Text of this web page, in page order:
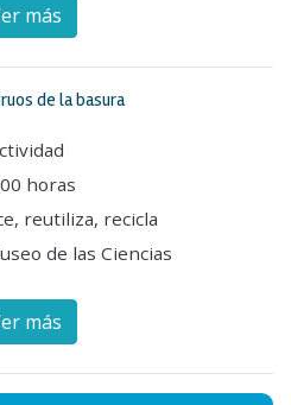
más
de la basura
horas
reutiliza, recicla
de las Ciencias
más